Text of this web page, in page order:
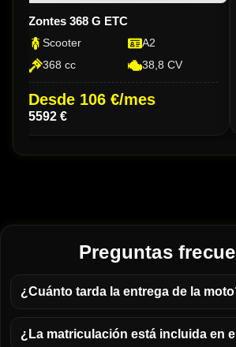
Zontes 368 G ETC
Scooter
A2
368 cc
38,8 CV
Desde 106 €/mes
5592 €
Preguntas
¿Cuánto tarda la entrega de la
¿La matriculación está incluida en